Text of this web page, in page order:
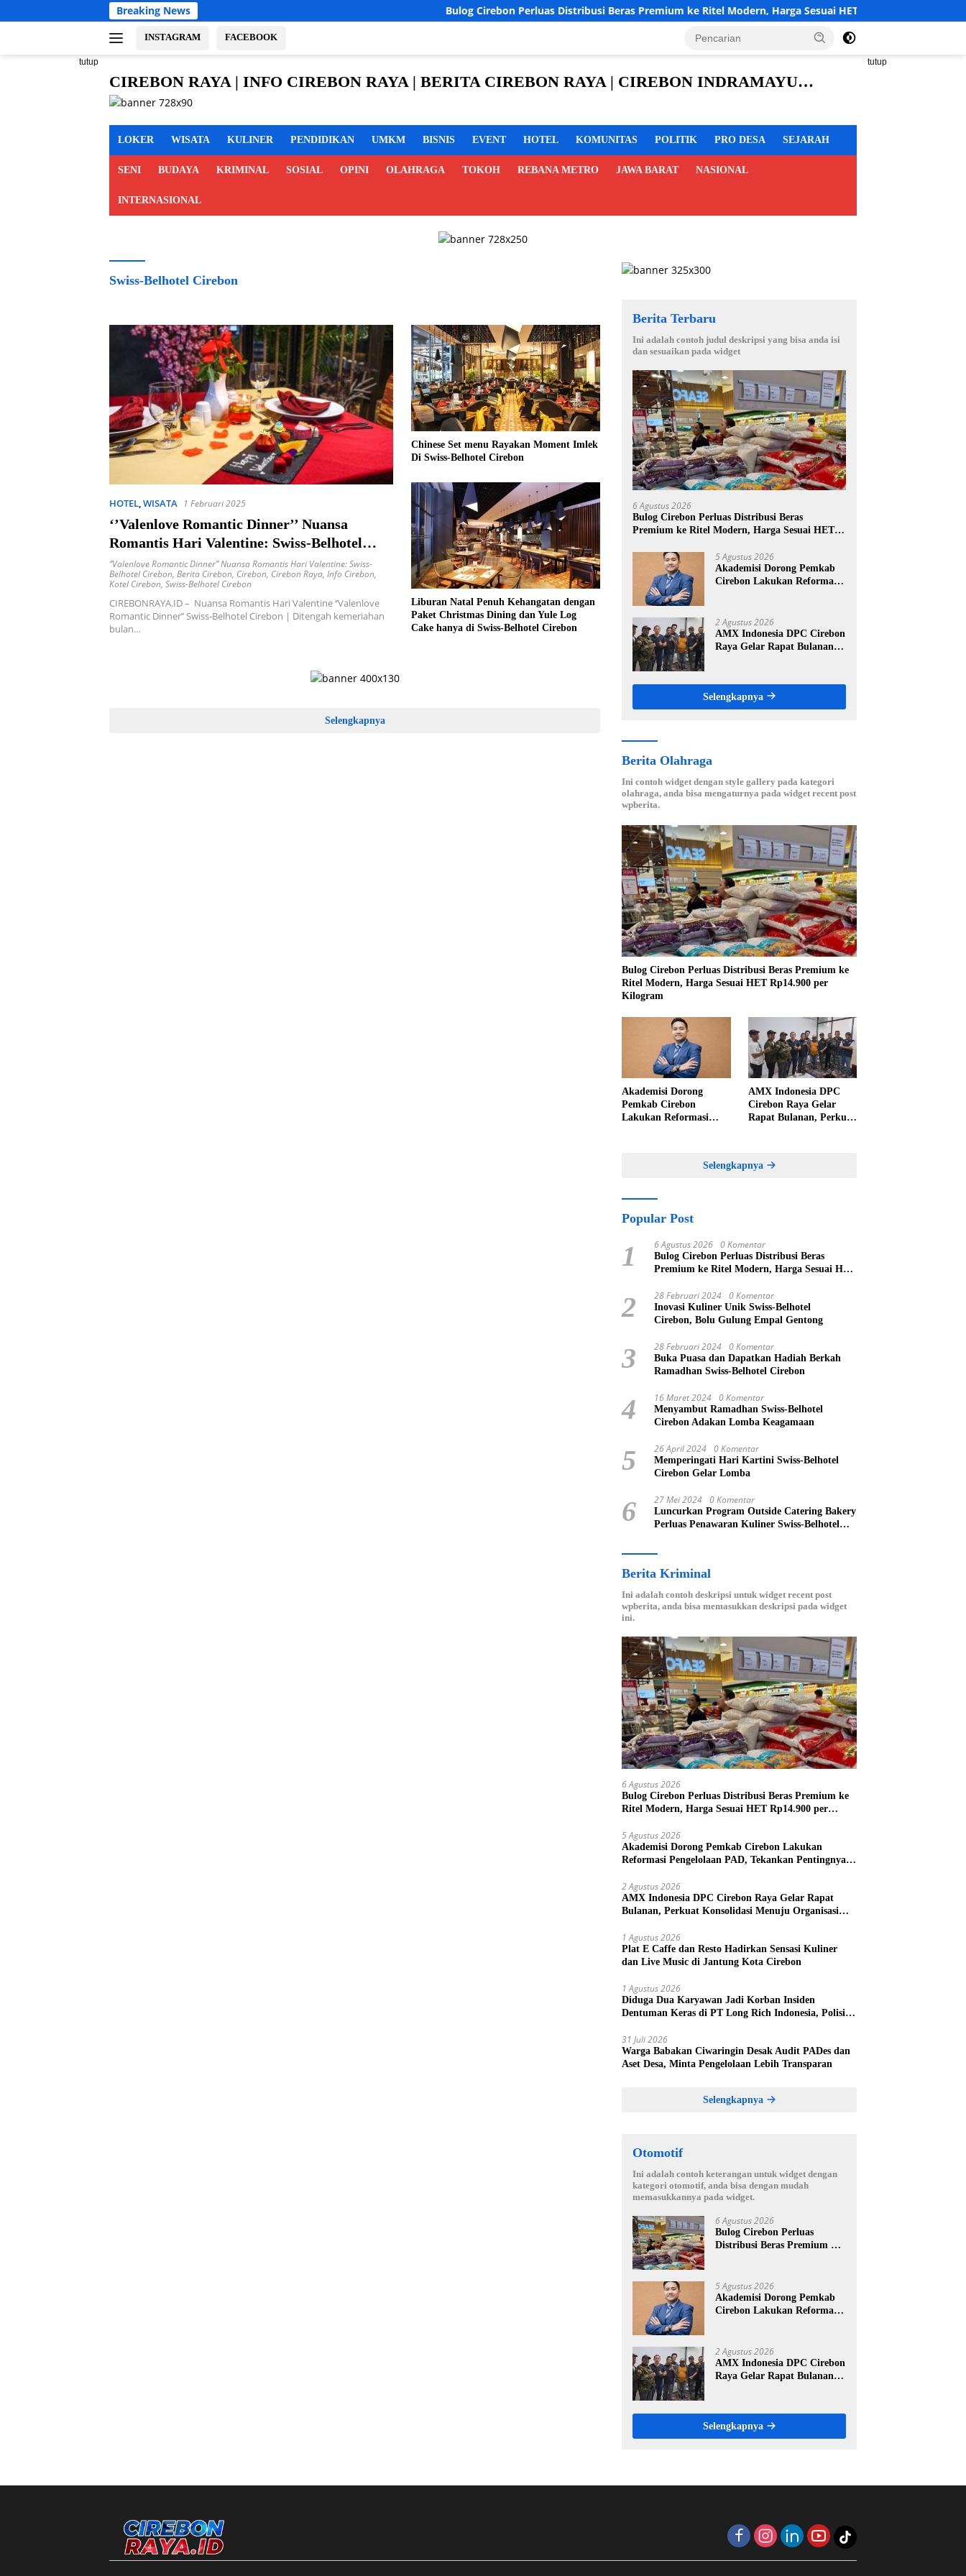
ke
Breaking News Bulog Cirebon Perluas Distribusi Beras Premium ke Ritel Modern, Harga Sesuai HET Rp14.900 per Kilogram
INSTAGRAM FACEBOOK
tutup tutup
CIREBON RAYA | INFO CIREBON RAYA | BERITA CIREBON RAYA | CIREBON INDRAMAYU
MAJALENGKA KUNINGAN
cirebon
info
raya,
cirebon
majalengka
kuningan
LOKER WISATA KULINER PENDIDIKAN UMKM BISNIS EVENT HOTEL KOMUNITAS POLITIK PRO DESA SEJARAH
SENI BUDAYA KRIMINAL SOSIAL OPINI OLAHRAGA TOKOH REBANA METRO JAWA BARAT NASIONAL
INTERNASIONAL
Swiss-Belhotel Cirebon
HOTEL,WISATA 1 Februari 2025
‘’Valenlove Romantic Dinner’’ Nuansa
Romantis Hari Valentine: Swiss-Belhotel
Cirebon
‘’Valenlove Romantic Dinner’’ Nuansa Romantis Hari Valentine: Swiss-
Belhotel Cirebon, Berita Cirebon, Cirebon, Cirebon Raya, Info Cirebon,
Kotel Cirebon, Swiss-Belhotel Cirebon
CIREBONRAYA.ID – Nuansa Romantis Hari Valentine ‘’Valenlove
Romantic Dinner’’ Swiss-Belhotel Cirebon | Ditengah kemeriahan
bulan…
Chinese Set menu Rayakan Moment Imlek
Di Swiss-Belhotel Cirebon
Liburan Natal Penuh Kehangatan dengan
Paket Christmas Dining dan Yule Log
Cake hanya di Swiss-Belhotel Cirebon
Selengkapnya
Berita Terbaru
Ini adalah contoh judul deskripsi yang bisa anda isi
dan sesuaikan pada widget
6 Agustus 2026
Bulog Cirebon Perluas Distribusi Beras
Premium ke Ritel Modern, Harga Sesuai HET
5 Agustus 2026
Akademisi Dorong Pemkab
Cirebon Lakukan Reformasi
2 Agustus 2026
AMX Indonesia DPC Cirebon
Raya Gelar Rapat Bulanan,
dan Elegan
Selengkapnya
Berita Olahraga
Ini contoh widget dengan style gallery pada kategori
olahraga, anda bisa mengaturnya pada widget recent post
wpberita.
Bulog Cirebon Perluas Distribusi Beras Premium ke
Ritel Modern, Harga Sesuai HET Rp14.900 per
Kilogram
Akademisi Dorong
Pemkab Cirebon
Lakukan Reformasi
AMX Indonesia DPC
Cirebon Raya Gelar
Rapat Bulanan, Perkuat
Selengkapnya
Popular Post
1 6 Agustus 2026 0 Komentar
Bulog Cirebon Perluas Distribusi Beras
Premium ke Ritel Modern, Harga Sesuai HET
2 28 Februari 2024 0 Komentar
Inovasi Kuliner Unik Swiss-Belhotel
Cirebon, Bolu Gulung Empal Gentong
3 28 Februari 2024 0 Komentar
Buka Puasa dan Dapatkan Hadiah Berkah
Ramadhan Swiss-Belhotel Cirebon
4 16 Maret 2024 0 Komentar
Menyambut Ramadhan Swiss-Belhotel
Cirebon Adakan Lomba Keagamaan
5 26 April 2024 0 Komentar
Memperingati Hari Kartini Swiss-Belhotel
Cirebon Gelar Lomba
6 27 Mei 2024 0 Komentar
Luncurkan Program Outside Catering Bakery
Perluas Penawaran Kuliner Swiss-Belhotel
Berita Kriminal
Ini adalah contoh deskripsi untuk widget recent post
wpberita, anda bisa memasukkan deskripsi pada widget
ini.
6 Agustus 2026
Bulog Cirebon Perluas Distribusi Beras Premium ke
Ritel Modern, Harga Sesuai HET Rp14.900 per
5 Agustus 2026
Akademisi Dorong Pemkab Cirebon Lakukan
Reformasi Pengelolaan PAD, Tekankan Pentingnya
2 Agustus 2026
AMX Indonesia DPC Cirebon Raya Gelar Rapat
Bulanan, Perkuat Konsolidasi Menuju Organisasi
1 Agustus 2026
Plat E Caffe dan Resto Hadirkan Sensasi Kuliner
dan Live Music di Jantung Kota Cirebon
1 Agustus 2026
Diduga Dua Karyawan Jadi Korban Insiden
Dentuman Keras di PT Long Rich Indonesia, Polisi
31 Juli 2026
Warga Babakan Ciwaringin Desak Audit PADes dan
Aset Desa, Minta Pengelolaan Lebih Transparan
Selengkapnya
Otomotif
Ini adalah contoh keterangan untuk widget dengan
kategori otomotif, anda bisa dengan mudah
memasukkannya pada widget.
6 Agustus 2026
Bulog Cirebon Perluas
Distribusi Beras Premium ke
5 Agustus 2026
Akademisi Dorong Pemkab
Cirebon Lakukan Reformasi
2 Agustus 2026
AMX Indonesia DPC Cirebon
Raya Gelar Rapat Bulanan,
dan Elegan
Selengkapnya